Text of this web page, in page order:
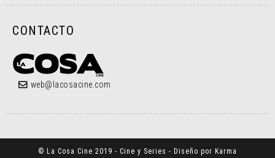
CONTACTO
web@lacosacine.com
© La Cosa Cine 2019 - Cine y Series - Diseño por Karma